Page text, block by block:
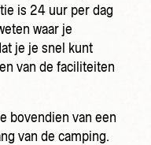
is 24 uur per dag
waar je
je je snel kunt
van de faciliteiten
bovendien van een
van de camping.